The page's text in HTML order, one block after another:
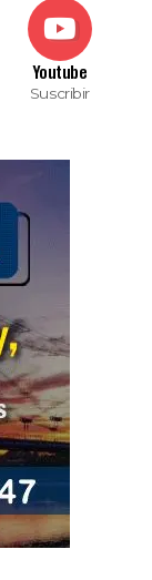
Youtube
Suscribir